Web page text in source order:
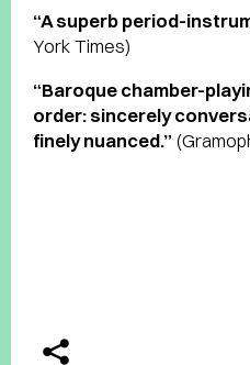
“A superb period-
York Times)
“Baroque chamber-
order: sincerely
finely nuanced.”